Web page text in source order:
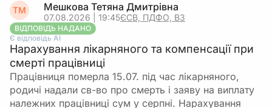
ТМ Мешкова Тетяна Дмитрівна
07.08.2026 | 19:45ЄСВ, ПДФО, ВЗ
ВІДПОВІДЬ НАДАНО
Є відповідь АІ
Нарахування лікарняного та компенсації при
смерті працівниці
Працівниця померла 15.07. під час лікарняного,
родичі надали св-во про смерть і заяву на виплату
належних працівниці сум у серпні. Нарахування